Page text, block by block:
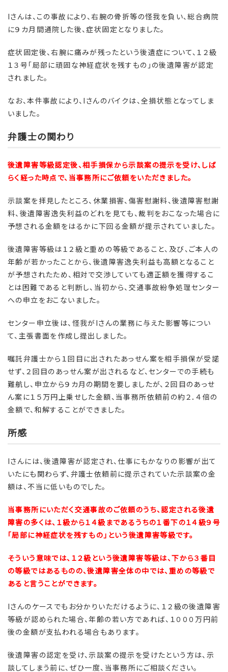
Iさんは、この事故により、右腕の骨折等の怪我を負い、総合病院
に９カ月間通院した後、症状固定となりました。
症状固定後、右腕に痛みが残ったという後遺症について、１２級
１３号「局部に頑固な神経症状を残すもの」の後遺障害が認定
されました。
なお、本件事故により、Iさんのバイクは、全損状態となってしま
いました。
弁護士の関わり
後遺障害等級認定後、相手損保から示談案の提示を受け、しば
らく経った時点で、当事務所にご依頼をいただきました。
示談案を拝見したところ、休業損害、傷害慰謝料、後遺障害慰謝
料、後遺障害逸失利益のどれを見ても、裁判をおこなった場合に
予想される金額をはるかに下回る金額が提示されていました。
後遺障害等級は１２級と重めの等級であること、及び、ご本人の
年齢が若かったことから、後遺障害逸失利益も高額となること
が予想されたため、相対で交渉していても適正額を獲得するこ
とは困難であると判断し、当初から、交通事故紛争処理センター
への申立をおこないました。
センター申立後は、怪我がIさんの業務に与えた影響等につい
て、主張書面を作成し提出しました。
嘱託弁護士から１回目に出されたあっせん案を相手損保が受諾
せず、２回目のあっせん案が出されるなど、センターでの手続も
難航し、申立から９カ月の期間を要しましたが、２回目のあっせ
ん案に１５万円上乗せした金額、当事務所依頼前の約２．４倍の
金額で、和解することができました。
所感
Iさんには、後遺障害が認定され、仕事にもかなりの影響が出て
いたにも関わらず、弁護士依頼前に提示されていた示談案の金
額は、不当に低いものでした。
当事務所にいただく交通事故のご依頼のうち、認定される後遺
障害の多くは、１級から１４級まであるうちの１番下の１４級９号
「局部に神経症状を残すもの」という後遺障害等級です。
そういう意味では、１２級という後遺障害等級は、下から３番目
の等級ではあるものの、後遺障害全体の中では、重めの等級で
あると言うことができます。
Iさんのケースでもお分かりいただけるように、１２級の後遺障害
等級が認められた場合、年齢の若い方であれば、１０００万円前
後の金額が支払われる場合もあります。
後遺障害の認定を受け、示談案の提示を受けたという方は、示
談してしまう前に、ぜひ一度、当事務所にご相談ください。